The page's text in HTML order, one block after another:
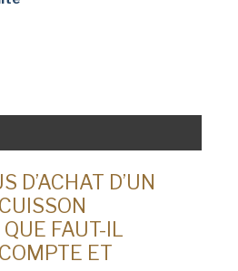
D’ACHAT D’UN
FAUT-IL
ET